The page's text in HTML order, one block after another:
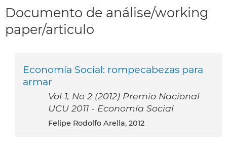
Documento de análise/working
paper/articulo
Economía Social: rompecabezas para
armar
Vol 1, No 2 (2012) Premio Nacional
UCU 2011 - Economía Social
Felipe Rodolfo Arella, 2012